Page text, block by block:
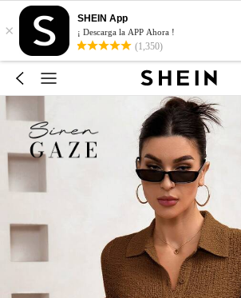
×
SHEIN App
¡ Descarga la APP Ahora !
(1,350)